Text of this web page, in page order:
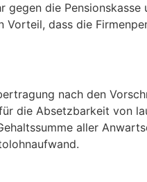
die
dass die
nach den
die Absetzbarkeit von
aller